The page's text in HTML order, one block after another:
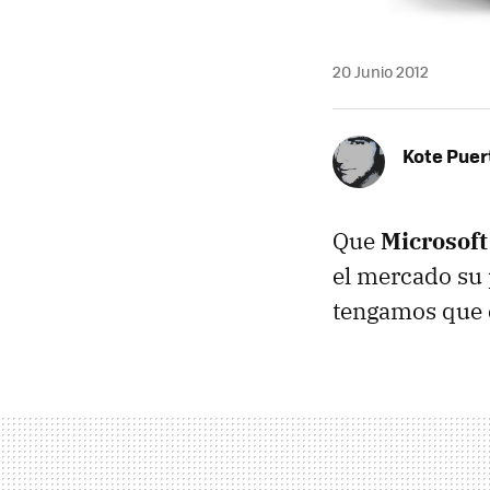
20 Junio 2012
Kote
QueMicrosoft
el mercado
tengamos